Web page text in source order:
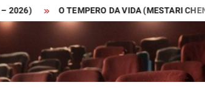
O TEMPERO DA VIDA (MESTARI CHENG –